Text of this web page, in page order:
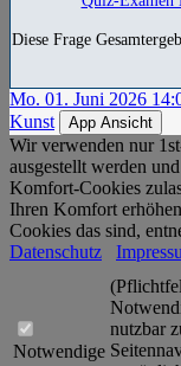
Diese Frage
Mo. 01. Juni 2026
Kunst
App Ansicht
Wir verwenden nur
ausgestellt werden
Komfort-Cookies
Ihren Komfort
Cookies das sind,
Datenschutz
Notwendige
nutzbar